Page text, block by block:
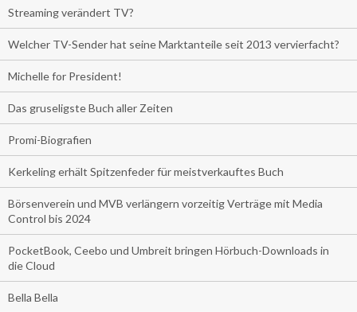
Streaming verändert TV?
Welcher TV-Sender hat seine Marktanteile seit 2013 vervierfacht?
Michelle for President!
Das gruseligste Buch aller Zeiten
Promi-Biografien
Kerkeling erhält Spitzenfeder für meistverkauftes Buch
Börsenverein und MVB verlängern vorzeitig Verträge mit Media
Control bis 2024
PocketBook, Ceebo und Umbreit bringen Hörbuch-Downloads in
die Cloud
Bella Bella